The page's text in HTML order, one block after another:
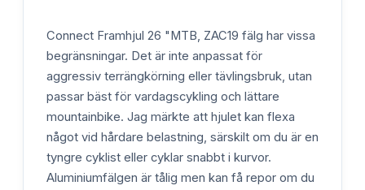
Connect Framhjul 26 "MTB, ZAC19 fälg har vissa
begränsningar. Det är inte anpassat för
aggressiv terrängkörning eller tävlingsbruk, utan
passar bäst för vardagscykling och lättare
mountainbike. Jag märkte att hjulet kan flexa
något vid hårdare belastning, särskilt om du är en
tyngre cyklist eller cyklar snabbt i kurvor.
Aluminiumfälgen är tålig men kan få repor om du